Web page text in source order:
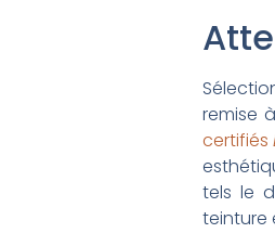
remise
certifiés
tels le
teinture